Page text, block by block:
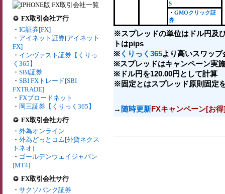
FX取引会社ア行
・ IG証券[FX]
・ アイネット証券[アイネット
FX]
・ インヴァスト証券【くりっ
く365】
・ SBI証券
・ SBI FXトレード[SBI
FXTRADE]
・ FXブロードネット
・ 岡三証券【くりっく365】
FX取引会社カ行
・ 外為オンライン
・ 外為どっとコム[外貨ネクス
トネオ]
・ ゴールデンウェイジャパン
[MT4]
FX取引会社サ行
・ サクソバンク証券
S
・ GMOクリック証
券
※スプレッドの単位はドル円及
トはpips
※ くりっく365より高いスワップ
※スプレッドはキャンペーン実
※ドル円を120.00円として計算
※固定とはスプレッド原則固定
→ 随時更新FXキャンペーン[お